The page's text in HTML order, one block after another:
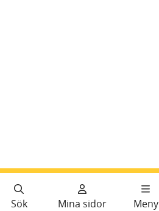
Sök Mina sidor Meny